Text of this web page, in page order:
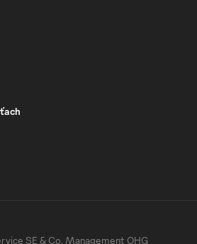
SE & Co. Management OHG